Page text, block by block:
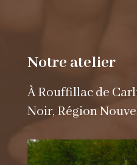
Notre atelier
À Rouffillac de
Noir, Région